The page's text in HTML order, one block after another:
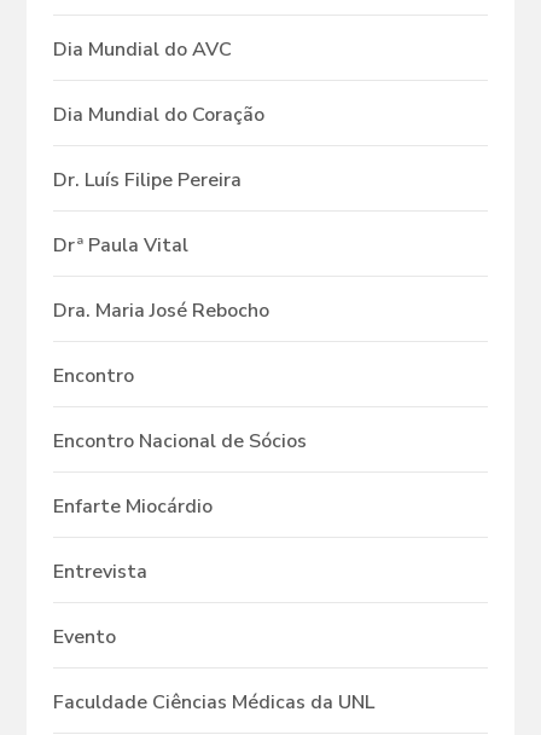
Dia Mundial do AVC
Dia Mundial do Coração
Dr. Luís Filipe Pereira
Drª Paula Vital
Dra. Maria José Rebocho
Encontro
Encontro Nacional de Sócios
Enfarte Miocárdio
Entrevista
Evento
Faculdade Ciências Médicas da UNL